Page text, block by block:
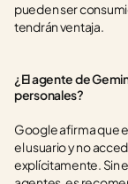
pueden ser
tendrán ventaja.
¿El agente de
personales?
Google afirma que
el usuario y no
explícitamente. Sin